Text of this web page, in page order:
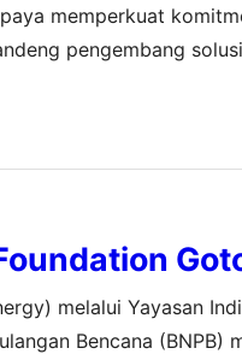
memperkuat
pengembang
melalui Yayasan
Bencana